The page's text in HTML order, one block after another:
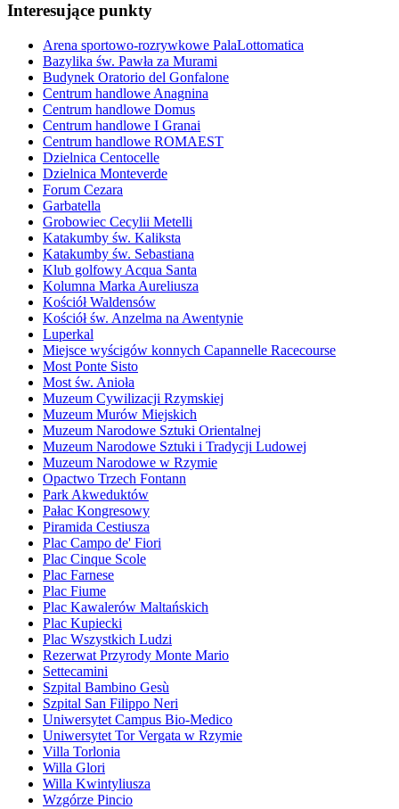
Interesujące punkty
Arena sportowo-rozrywkowe PalaLottomatica
Bazylika św. Pawła za Murami
Budynek Oratorio del Gonfalone
Centrum handlowe Anagnina
Centrum handlowe Domus
Centrum handlowe I Granai
Centrum handlowe ROMAEST
Dzielnica Centocelle
Dzielnica Monteverde
Forum Cezara
Garbatella
Grobowiec Cecylii Metelli
Katakumby św. Kaliksta
Katakumby św. Sebastiana
Klub golfowy Acqua Santa
Kolumna Marka Aureliusza
Kościół Waldensów
Kościół św. Anzelma na Awentynie
Luperkal
Miejsce wyścigów konnych Capannelle Racecourse
Most Ponte Sisto
Most św. Anioła
Muzeum Cywilizacji Rzymskiej
Muzeum Murów Miejskich
Muzeum Narodowe Sztuki Orientalnej
Muzeum Narodowe Sztuki i Tradycji Ludowej
Muzeum Narodowe w Rzymie
Opactwo Trzech Fontann
Park Akweduktów
Pałac Kongresowy
Piramida Cestiusza
Plac Campo de' Fiori
Plac Cinque Scole
Plac Farnese
Plac Fiume
Plac Kawalerów Maltańskich
Plac Kupiecki
Plac Wszystkich Ludzi
Rezerwat Przyrody Monte Mario
Settecamini
Szpital Bambino Gesù
Szpital San Filippo Neri
Uniwersytet Campus Bio-Medico
Uniwersytet Tor Vergata w Rzymie
Villa Torlonia
Willa Glori
Willa Kwintyliusza
Wzgórze Pincio